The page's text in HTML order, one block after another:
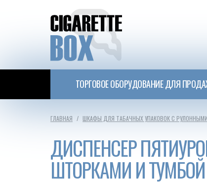
ТОРГОВОЕ ОБОРУДОВАНИЕ ДЛЯ
ГЛАВНАЯ ШКАФЫ ДЛЯ ТАБАЧНЫХ УПАКОВОК С
ДИСПЕНСЕР
ШТОРКАМИ И ТУМБОЙ